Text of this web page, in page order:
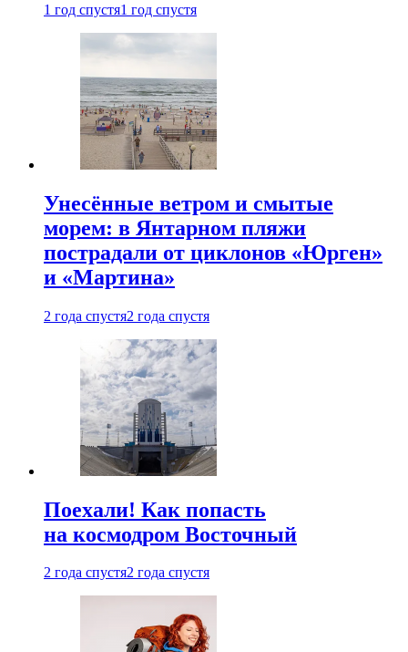
1 год спустя1 год спустя
Унесённые ветром и смытые
морем: в Янтарном пляжи
пострадали от циклонов «Юрген»
и «Мартина»
2 года спустя2 года спустя
Поехали! Как попасть
на космодром Восточный
2 года спустя2 года спустя